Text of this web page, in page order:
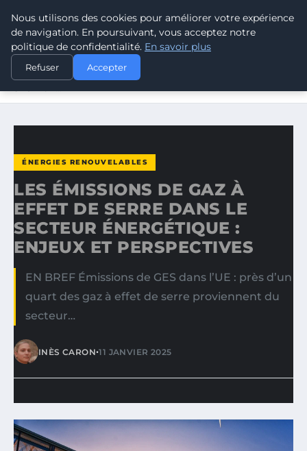
CLIMATE GUARDIAN
ACCUEIL
ÉNERGIES RENOUVELABLES
LES ÉMISSIONS DE GAZ À EFFET DE SERRE DANS LE
ÉNERGIES RENOUVELABLES
LES ÉMISSIONS DE GAZ À
EFFET DE SERRE DANS LE
SECTEUR ÉNERGÉTIQUE :
ENJEUX ET PERSPECTIVES
EN BREF Émissions de GES dans l’UE : près d’un
quart des gaz à effet de serre proviennent du
secteur…
INÈS CARON•11 JANVIER 2025
Nous utilisons des cookies pour améliorer votre expérience
de navigation. En poursuivant, vous acceptez notre
politique de confidentialité. En savoir plus
Refuser Accepter